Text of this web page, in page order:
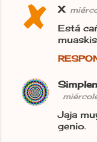
C
o
n
t
X
Está
Jaja
genio.